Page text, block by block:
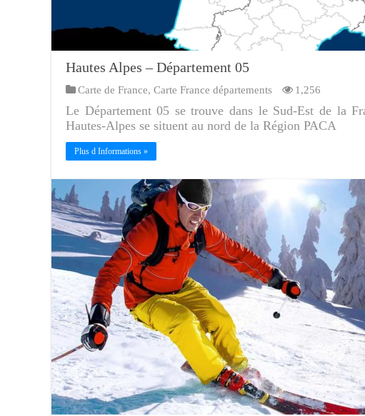
Hautes Alpes – Département 05
Carte de France, Carte France départements 1,256
Le Département 05 se trouve dans le Sud-Est de la
Hautes-Alpes se situent au nord de la Région PACA
Plus d Informations »